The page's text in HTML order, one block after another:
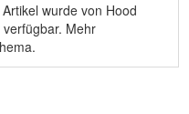
wurde von Hood
Mehr